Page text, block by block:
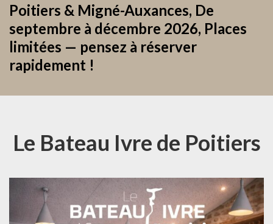
Poitiers & Migné-Auxances, De
septembre à décembre 2026, Places
limitées — pensez à réserver
rapidement !
Le Bateau Ivre de Poitiers